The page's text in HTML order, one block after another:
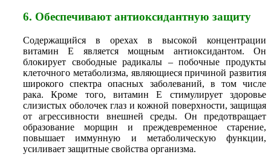
6. Обеспечивают антиоксидантную защиту
Содержащийся в орехах в высокой концентрации
витамин Е является мощным антиоксидантом. Он
блокирует свободные радикалы – побочные продукты
клеточного метаболизма, являющиеся причиной развития
широкого спектра опасных заболеваний, в том числе
рака. Кроме того, витамин Е стимулирует здоровье
слизистых оболочек глаз и кожной поверхности, защищая
от агрессивности внешней среды. Он предотвращает
образование морщин и преждевременное старение,
повышает иммунную и метаболическую функции,
усиливает защитные свойства организма.